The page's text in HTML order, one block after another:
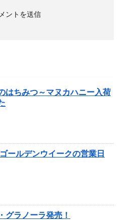
はちみつ～マヌカハニー入荷
ールデンウイークの営業日
グラノーラ発売！